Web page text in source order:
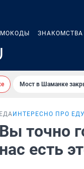
ЗНАКОМСТВА
Мост в Шаманке
ЕДА ИНТЕРЕСНО ПРО ЕДУ
Вы точно
нас есть